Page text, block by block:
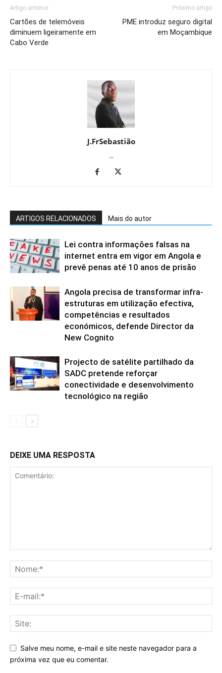
Artigo anterior
Cartões de telemóveis
diminuem ligeiramente em
Cabo Verde
Próximo artigo
PME introduz seguro digital
em Moçambique
J.FrSebastião
...
ARTIGOS RELACIONADOS Mais do autor
Lei contra informações falsas na
internet entra em vigor em Angola e
prevê penas até 10 anos de prisão
Angola precisa de transformar infra-
estruturas em utilização efectiva,
competências e resultados
económicos, defende Director da
New Cognito
Projecto de satélite partilhado da
SADC pretende reforçar
conectividade e desenvolvimento
tecnológico na região
DEIXE UMA RESPOSTA
Salve meu nome, e-mail e site neste navegador para a
próxima vez que eu comentar.